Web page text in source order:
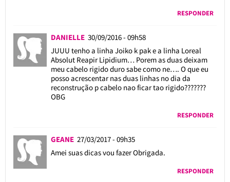
RESPONDER
DANIELLE 30/09/2016 - 09h58
JUUU tenho a linha Joiko k pak e a linha Loreal
Absolut Reapir Lipidium… Porem as duas deixam
meu cabelo rigido duro sabe como ne…. O que eu
posso acrescentar nas duas linhas no dia da
reconstrução p cabelo nao ficar tao rigido???????
OBG
RESPONDER
GEANE 27/03/2017 - 09h35
Amei suas dicas vou fazer Obrigada.
RESPONDER